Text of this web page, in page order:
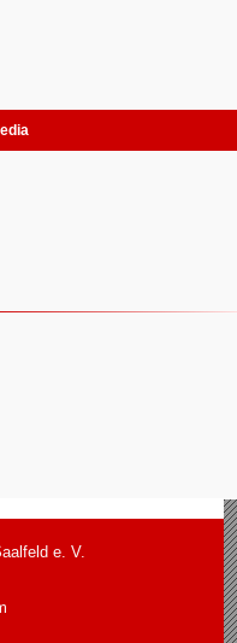
e. V.